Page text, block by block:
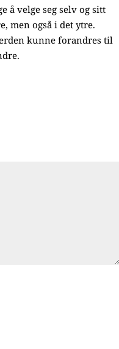
å velge seg selv og sitt
men også i det ytre.
kunne forandres til